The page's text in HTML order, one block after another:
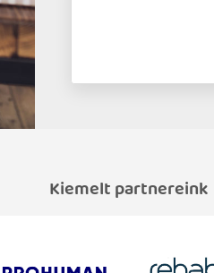
Kiemelt partnereink